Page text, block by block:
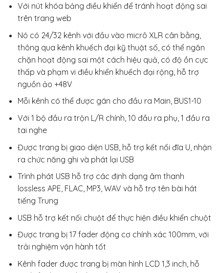
Với nút khóa bảng điều khiển để tránh hoạt động sai
trên trang web
Nó có 24/32 kênh với đầu vào micrô XLR cân bằng,
thông qua kênh khuếch đại kỹ thuật số, có thể ngăn
chặn hoạt động sai một cách hiệu quả, có độ ồn cực
thấp và phạm vi điều khiển khuếch đại rộng, hỗ trợ
nguồn ảo +48V
Mỗi kênh có thể được gán cho đầu ra Main, BUS1-10
Với 1 bộ đầu ra trộn L/R chính, 10 đầu ra phụ, 1 đầu ra
tai nghe
Được trang bị giao diện USB, hỗ trợ kết nối đĩa U, nhận
ra chức năng ghi và phát lại USB
Trình phát USB hỗ trợ các định dạng âm thanh
lossless APE, FLAC, MP3, WAV và hỗ trợ tên bài hát
tiếng Trung
USB hỗ trợ kết nối chuột để thực hiện điều khiển chuột
Được trang bị 17 fader động cơ chính xác 100mm, với
trải nghiệm vận hành tốt
Kênh fader được trang bị màn hình LCD 1,3 inch, hỗ